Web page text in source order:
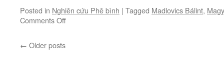
Posted in Nghiên cứu Phê bình | Tagged Madlovics Bálint,
Comments Offon
← Older posts